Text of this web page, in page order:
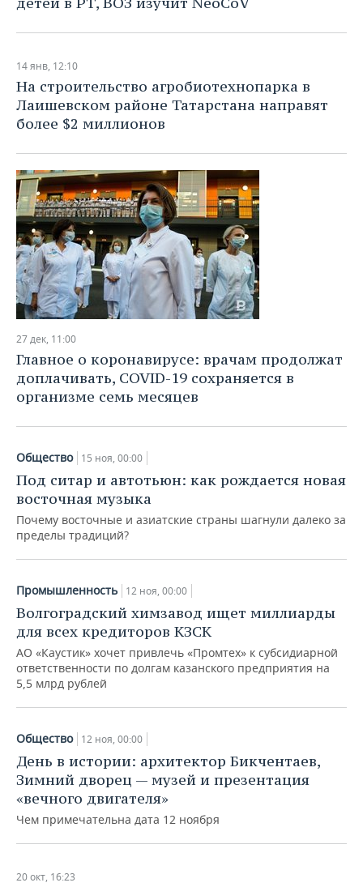
14 янв, 12:10
На строительство агробиотехнопарка в
Лаишевском районе Татарстана направят
более $2 миллионов
27 дек, 11:00
Главное о коронавирусе: врачам продолжат
доплачивать, COVID-19 сохраняется в
организме семь месяцев
Общество 15 ноя, 00:00
Под ситар и автотьюн: как рождается новая
восточная музыка
Почему восточные и азиатские страны шагнули далеко за
пределы традиций?
Промышленность 12 ноя, 00:00
Волгоградский химзавод ищет миллиарды
для всех кредиторов КЗСК
АО «Каустик» хочет привлечь «Промтех» к субсидиарной
ответственности по долгам казанского предприятия на
5,5 млрд рублей
Общество 12 ноя, 00:00
День в истории: архитектор Бикчентаев,
Зимний дворец — музей и презентация
«вечного двигателя»
Чем примечательна дата 12 ноября
20 окт, 16:23